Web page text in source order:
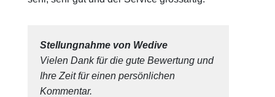
Stellungnahme von Wedive
Vielen Dank für die gute Bewertung und
Ihre Zeit für einen persönlichen
Kommentar.